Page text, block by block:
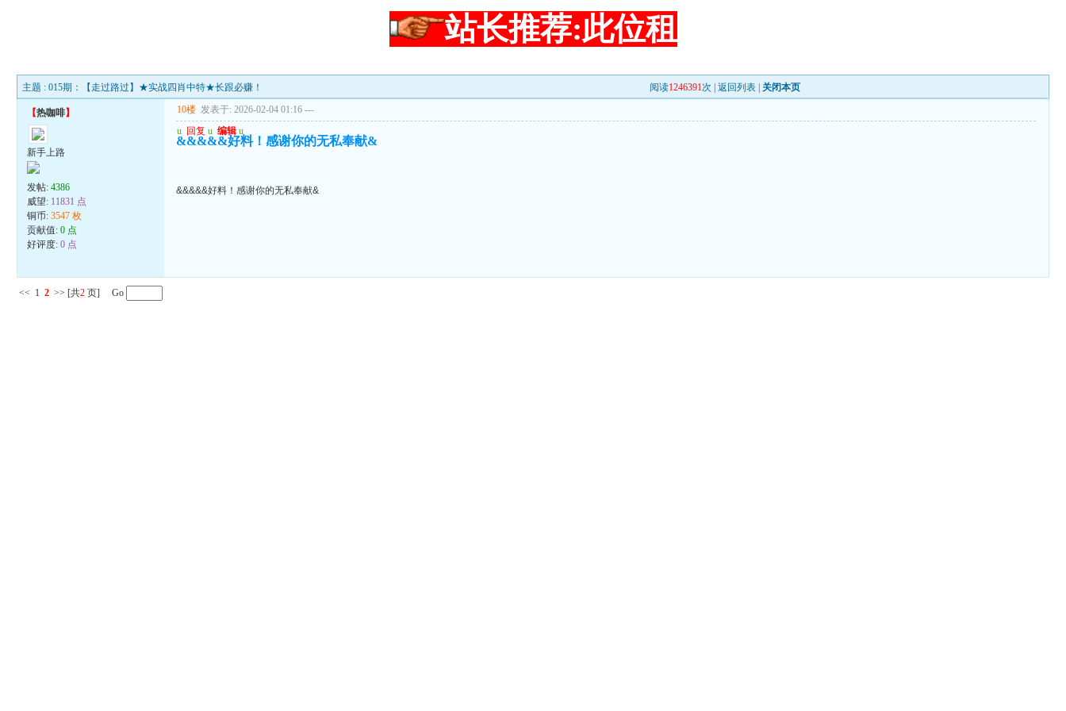
站长推荐:此位租
主题 : 015期：【走过路过】★实战四肖中特★长跟必赚！ 阅读1246391次 |返回列表 关闭本页
【热咖啡】
新手上路
发帖:4386
威望: 11831 点
铜币:3547 枚
贡献值:0 点
好评度:0 点
10楼 发表于: 2026-02-04 01:16 ---
u 回复 u 编辑 u
&&&&&好料！感谢你的无私奉献&
&&&&&好料！感谢你的无私奉献&
<< 1 2 >> [共2 页] Go